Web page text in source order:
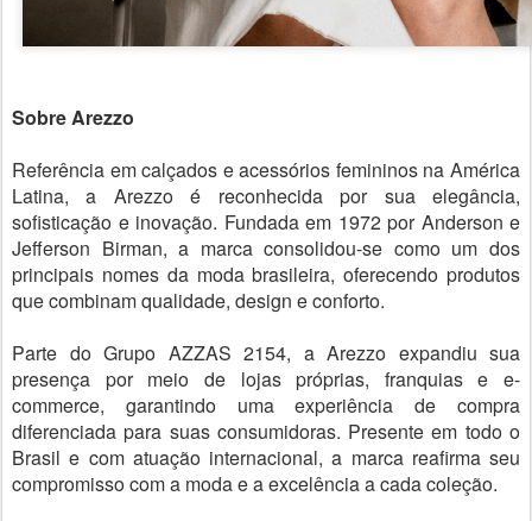
Sobre Arezzo
Referência em calçados e acessórios femininos na América
Latina, a Arezzo é reconhecida por sua elegância,
sofisticação e inovação. Fundada em 1972 por Anderson e
Jefferson Birman, a marca consolidou-se como um dos
principais nomes da moda brasileira, oferecendo produtos
que combinam qualidade, design e conforto.
Parte do Grupo AZZAS 2154, a Arezzo expandiu sua
presença por meio de lojas próprias, franquias e e-
commerce, garantindo uma experiência de compra
diferenciada para suas consumidoras. Presente em todo o
Brasil e com atuação internacional, a marca reafirma seu
compromisso com a moda e a excelência a cada coleção.